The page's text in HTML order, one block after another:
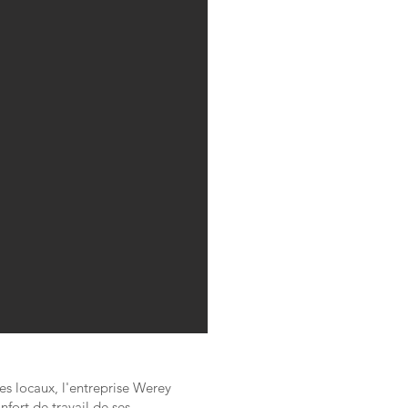
locaux, l'entreprise Werey